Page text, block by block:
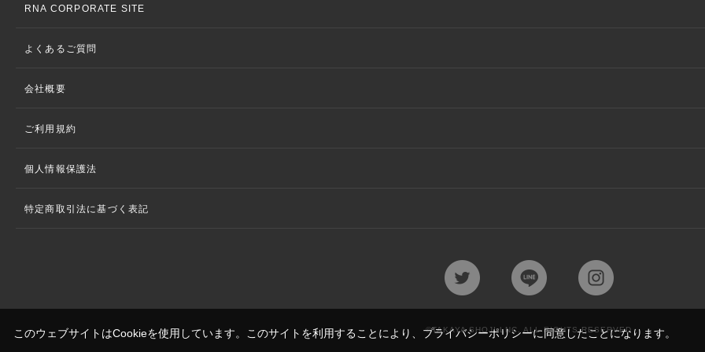
RNA CORPORATE SITE
よくあるご質問
会社概要
ご利用規約
個人情報保護法
特定商取引法に基づく表記
©TAKAYA SHOJI LNC. ALL RIGHTS RESERVED
このウェブサイトはCookieを使用しています。このサイトを利用することにより、 プライバシーポリシーに同意したことになります。